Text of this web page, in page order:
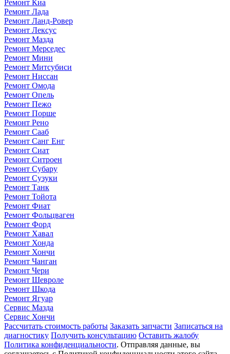
Ремонт Киа
Ремонт Лада
Ремонт Ланд-Ровер
Ремонт Лексус
Ремонт Мазда
Ремонт Мерседес
Ремонт Мини
Ремонт Митсубиси
Ремонт Ниссан
Ремонт Омода
Ремонт Опель
Ремонт Пежо
Ремонт Порше
Ремонт Рено
Ремонт Сааб
Ремонт Санг Енг
Ремонт Сиат
Ремонт Ситроен
Ремонт Субару
Ремонт Сузуки
Ремонт Танк
Ремонт Тойота
Ремонт Фиат
Ремонт Фольцваген
Ремонт Форд
Ремонт Хавал
Ремонт Хонда
Ремонт Хончи
Ремонт Чанган
Ремонт Чери
Ремонт Шевроле
Ремонт Шкода
Ремонт Ягуар
Сервис Мазда
Сервис Хончи
Рассчитать стоимость работы Заказать запчасти Записаться на
диагностику Получить консультацию Оставить жалобу
Политика конфиденциальности. Отправляя данные, вы